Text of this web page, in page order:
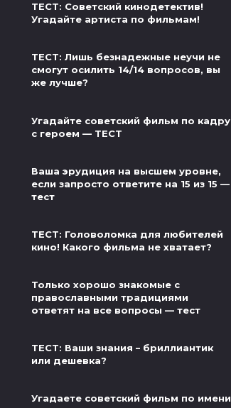
ТЕСТ: Советский кинодетектив!
Угадайте артиста по фильмам!
ТЕСТ: Лишь безнадежные неучи не
смогут осилить 14/14 вопросов, вы
же лучше?
Угадайте советский фильм по кадру
с героем — ТЕСТ
Ваша эрудиция на высшем уровне,
если запросто ответите на 15 из 15 —
тест
ТЕСТ: Головоломка для любителей
кино! Какого фильма не хватает?
Только хорошо знакомые с
православными традициями
ответят на все вопросы — тест
ТЕСТ: Ваши знания – бриллиантик
или дешевка?
Угадаете советский фильм по имени